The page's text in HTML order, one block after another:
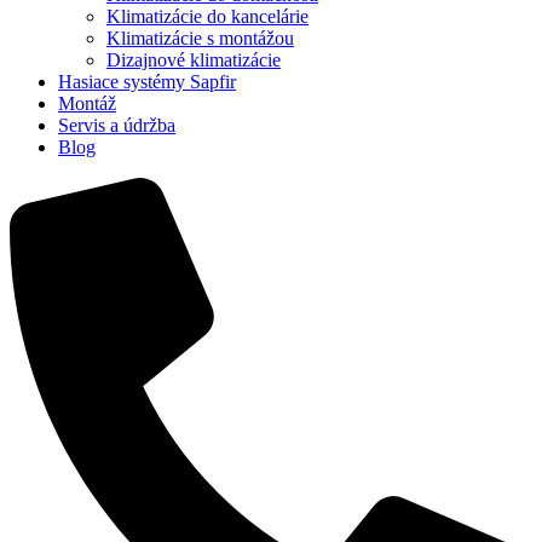
Klimatizácie do kancelárie
Klimatizácie s montážou
Dizajnové klimatizácie
Hasiace systémy Sapfir
Montáž
Servis a údržba
Blog